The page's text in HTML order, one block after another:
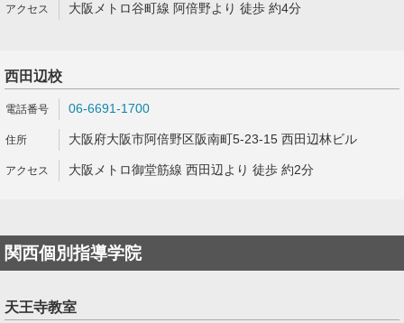
大阪メトロ谷町線 阿倍野より 徒歩 約4分
西田辺校
06-6691-1700
大阪府大阪市阿倍野区阪南町5-23-15 西田辺林ビル
大阪メトロ御堂筋線 西田辺より 徒歩 約2分
関西個別指導学院
天王寺教室